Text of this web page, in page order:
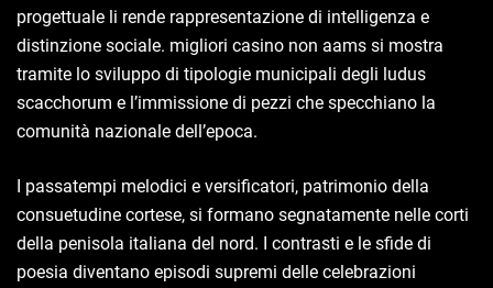
progettuale li rende rappresentazione di intelligenza e
distinzione sociale. migliori casino non aams si mostra
tramite lo sviluppo di tipologie municipali degli ludus
scacchorum e l’immissione di pezzi che specchiano la
comunità nazionale dell’epoca.
I passatempi melodici e versificatori, patrimonio della
consuetudine cortese, si formano segnatamente nelle corti
della penisola italiana del nord. I contrasti e le sfide di
poesia diventano episodi supremi delle celebrazioni